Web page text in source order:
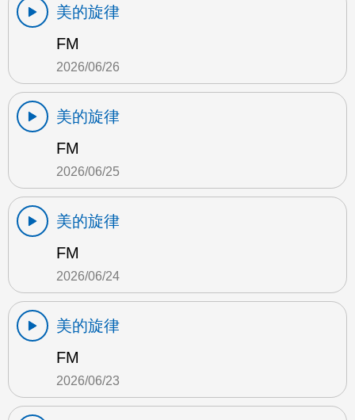
美的旋律
FM
2026/06/26
美的旋律
FM
2026/06/25
美的旋律
FM
2026/06/24
美的旋律
FM
2026/06/23